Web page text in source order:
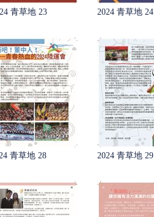
青草地 23 2024 青草地 24
青草地 28 2024 青草地 29